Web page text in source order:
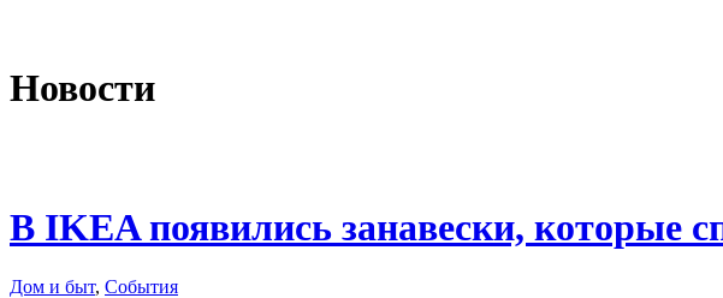
Новости
В IKEA появились занавески, которые
Дом и быт, События